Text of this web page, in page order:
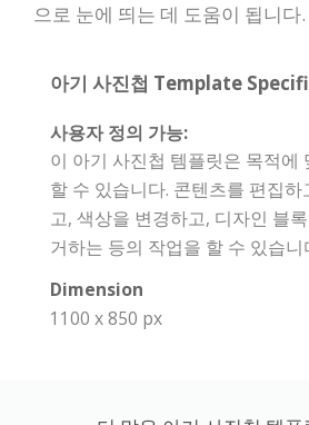
으로 눈에 띄는 데 도움이 됩니다.
아기 사진첩 Template
사용자 정의 가능:
이 아기 사진첩 템플릿은 목적에
할 수 있습니다. 콘텐츠를 편집
고, 색상을 변경하고, 디자인 블
거하는 등의 작업을 할 수 있습니
Dimension
1100 x 850 px